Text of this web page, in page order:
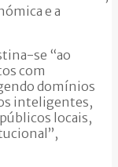
e a
se “ao
com
domínios
inteligentes,
locais,